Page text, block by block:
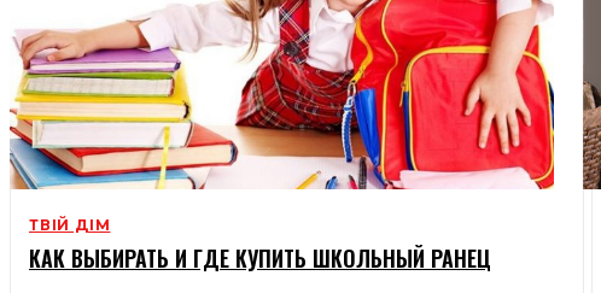
ТВІЙ ДІМ
КАК ВЫБИРАТЬ И ГДЕ КУПИТЬ ШКОЛЬНЫЙ РАНЕЦ